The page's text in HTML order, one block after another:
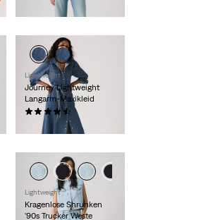
79,95 €
Lightweight
Journey Lightweight
Langarm-Maxikleid
(26)
104,95 €
Lightweight
Kragenlose Shrunken
'90s Trucker Weste